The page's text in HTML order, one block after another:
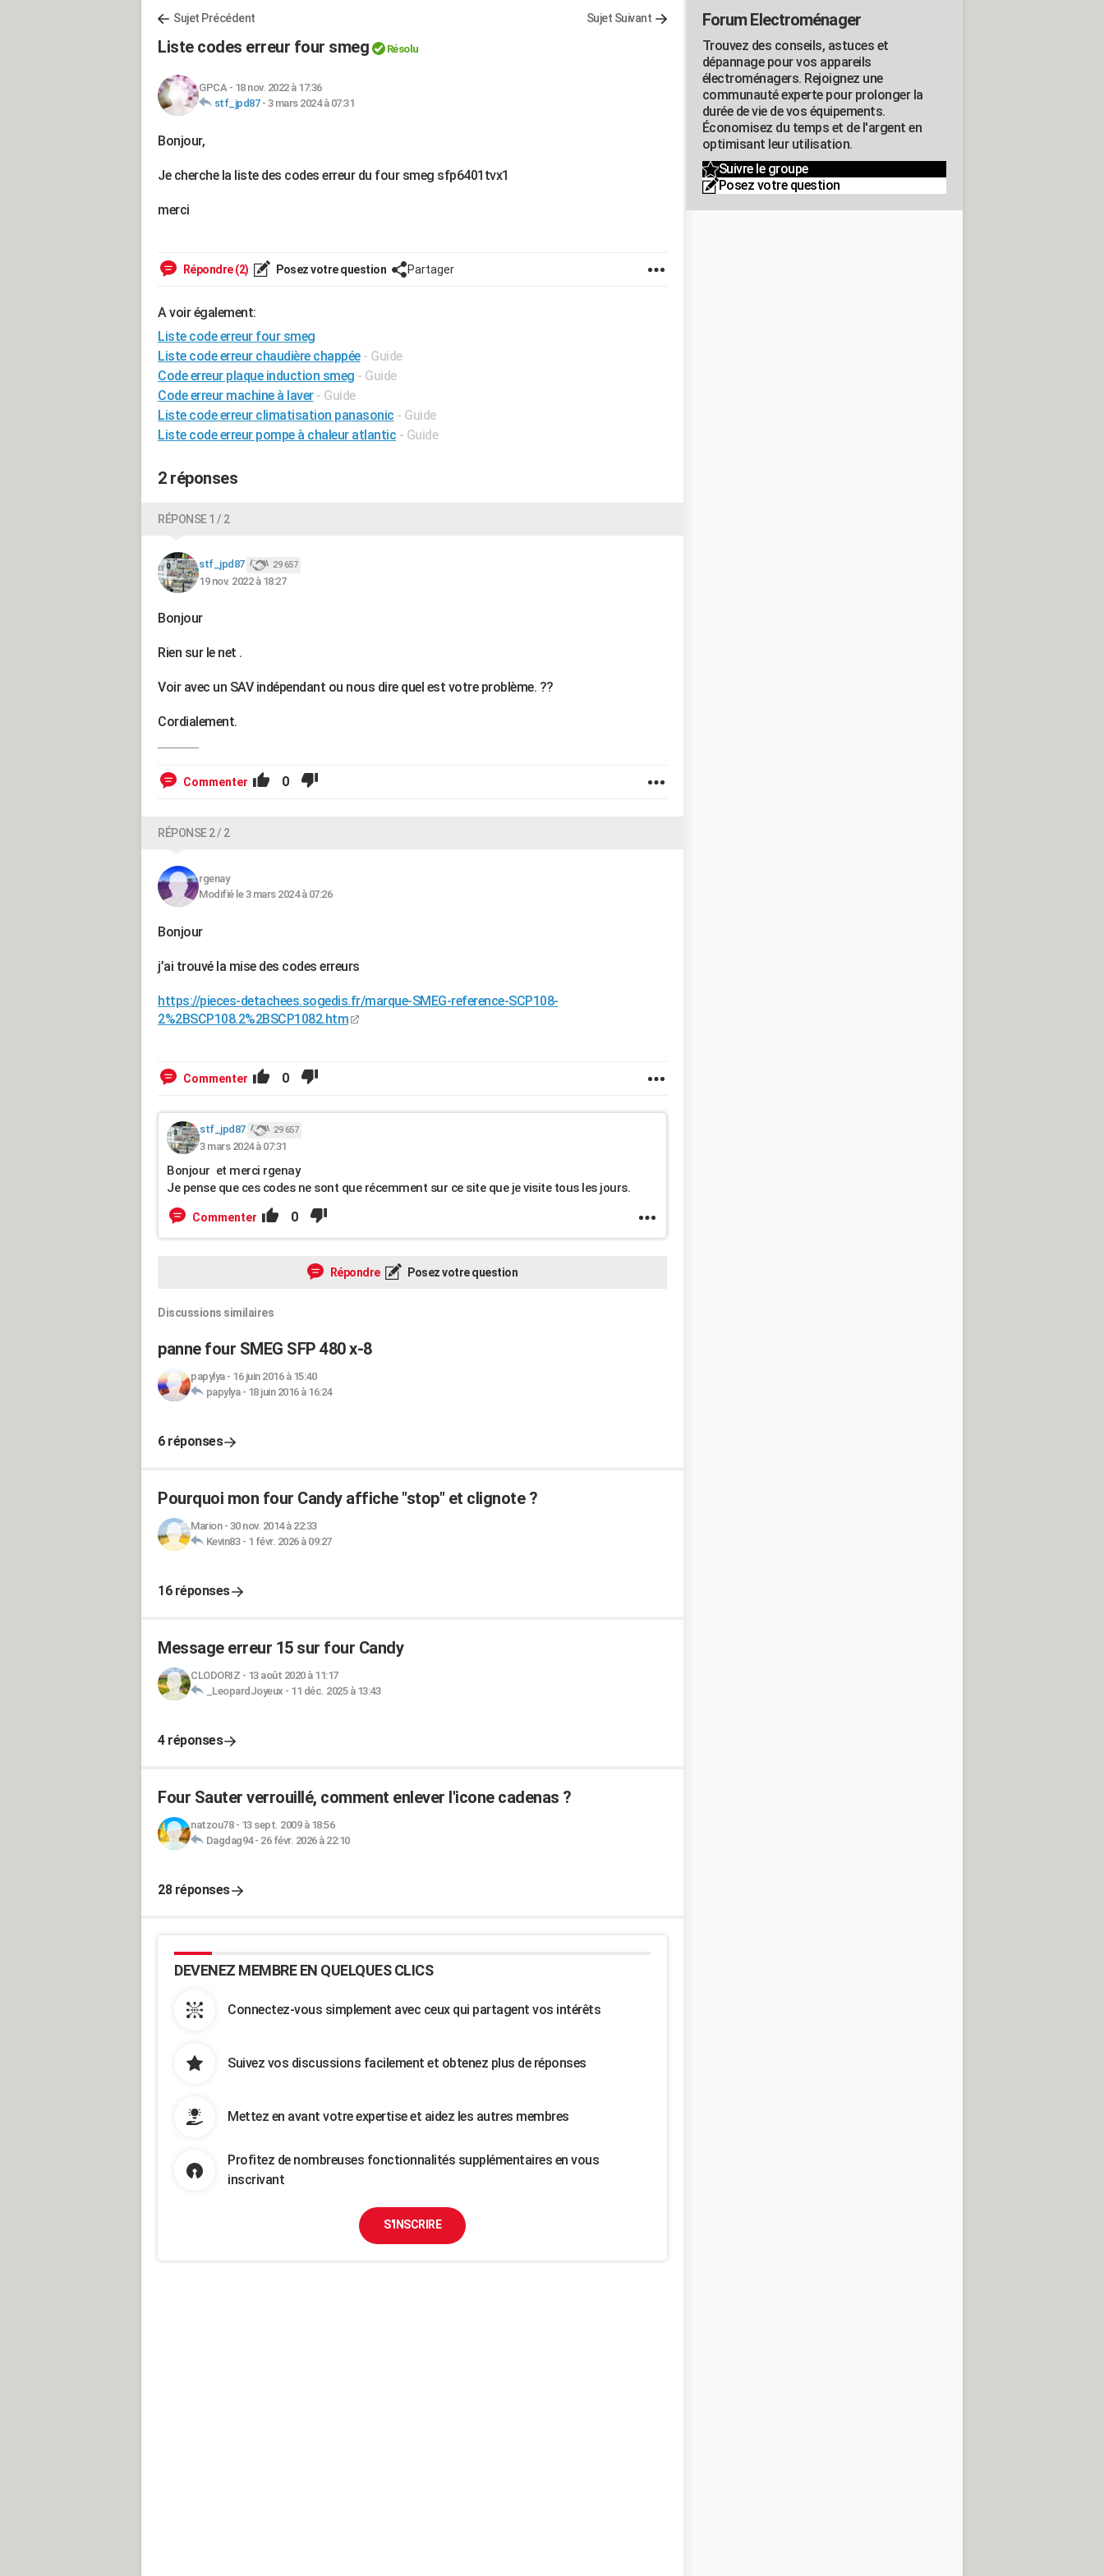
Sujet Précédent Sujet Suivant
Liste codes erreur four smeg Résolu
GPCA- 18 nov. 2022 à 17:36
stf_jpd87- 3 mars 2024 à 07:31
Bonjour,
Je cherche la liste des codes erreur du four smeg sfp6401tvx1
merci
Répondre (2) Posez votre question Partager
A voir également:
Liste code erreur four smeg
Liste code erreur chaudière chappée - Guide
Code erreur plaque induction smeg - Guide
Code erreur machine à laver - Guide
Liste code erreur climatisation panasonic - Guide
Liste code erreur pompe à chaleur atlantic - Guide
2 réponses
RÉPONSE 1 / 2
stf_jpd87 29 657
19 nov. 2022 à 18:27
Bonjour
Rien sur le net .
Voir avec un SAV indépendant ou nous dire quel est votre problème. ??
Cordialement.
Commenter 0
RÉPONSE 2 / 2
rgenay
Modifié le 3 mars 2024 à 07:26
Bonjour
j’ai trouvé la mise des codes erreurs
https://pieces-detachees.sogedis.fr/marque-SMEG-reference-SCP108-
2%2BSCP108.2%2BSCP1082.htm
Commenter 0
stf_jpd87 29 657
3 mars 2024 à 07:31
Bonjour et merci rgenay
Je pense que ces codes ne sont que récemment sur ce site que je visite tous les jours.
Commenter 0
Répondre Posez votre question
Discussions similaires
panne four SMEG SFP 480 x-8
papylya- 16 juin 2016 à 15:40
papylya- 18 juin 2016 à 16:24
6 réponses
Pourquoi mon four Candy affiche "stop" et clignote ?
Marion- 30 nov. 2014 à 22:33
Kevin83- 1 févr. 2026 à 09:27
16 réponses
Message erreur 15 sur four Candy
CLODORIZ - 13 août 2020 à 11:17
_LeopardJoyeux - 11 déc. 2025 à 13:43
4 réponses
Four Sauter verrouillé, comment enlever l'icone cadenas ?
natzou78- 13 sept. 2009 à 18:56
Dagdag94- 26 févr. 2026 à 22:10
28 réponses
DEVENEZ MEMBRE EN QUELQUES CLICS
Connectez-vous simplement avec ceux qui partagent vos intérêts
Suivez vos discussions facilement et obtenez plus de réponses
Mettez en avant votre expertise et aidez les autres membres
Profitez de nombreuses fonctionnalités supplémentaires en vous
inscrivant
S'INSCRIRE
Forum Electroménager
Trouvez des conseils, astuces et
dépannage pour vos appareils
électroménagers. Rejoignez une
communauté experte pour prolonger la
durée de vie de vos équipements.
Économisez du temps et de l'argent en
optimisant leur utilisation.
Suivre le groupe
Posez votre question